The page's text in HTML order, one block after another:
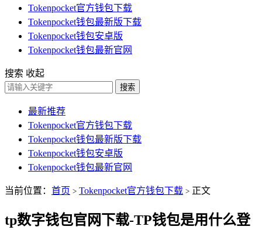
Tokenpocket官方钱包下载
Tokenpocket钱包最新版下载
Tokenpocket钱包安卓版
Tokenpocket钱包最新官网
搜索 收起
搜索
最新推荐
Tokenpocket官方钱包下载
Tokenpocket钱包最新版下载
Tokenpocket钱包安卓版
Tokenpocket钱包最新官网
当前位置： 首页 > Tokenpocket官方钱包下载 > 正文
tp数字钱包官网下载-TP钱包是用什么登